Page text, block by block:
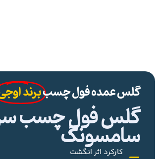
گلس عمده فول چسببرند
گلس فول چسب
سامسونگ
کارکرد اثر انگشت